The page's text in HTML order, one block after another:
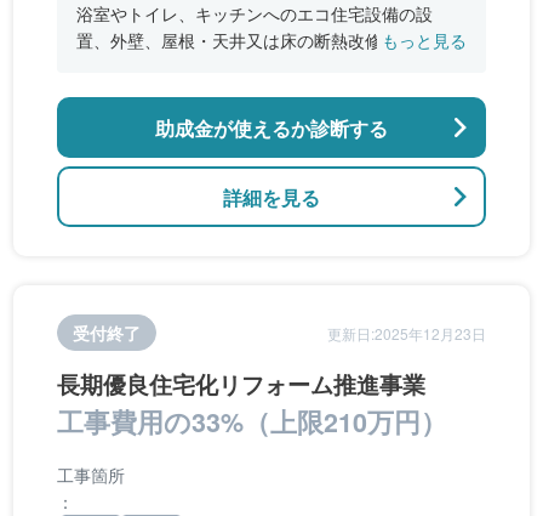
浴室やトイレ、キッチンへのエコ住宅設備の設
置、外壁、屋根・天井又は床の断熱改修、窓やド
のバリアフリー改修
もっと見る
詳細を見る
助成金が使えるか診断する
受付終了 更新日:2025年12月23日
長期優良住宅化リフォーム推進事業
工事費用の33%（上限210万円）
工事箇所
：